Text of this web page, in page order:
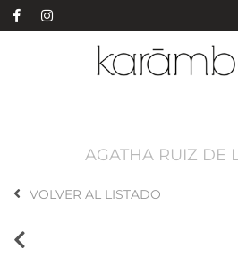
AGATHA RUIZ DE
VOLVER AL LISTADO